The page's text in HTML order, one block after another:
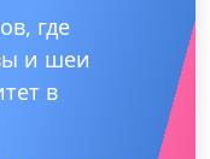
где
и шеи
в